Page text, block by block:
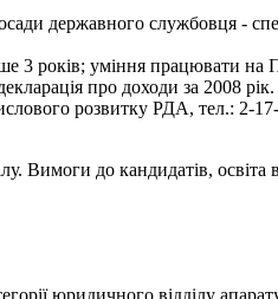
державного службовця -
3 років; уміння працювати на
про доходи за 2008 рік.
розвитку РДА, тел.: 2-
Вимоги до кандидатів,
юридичного відділу